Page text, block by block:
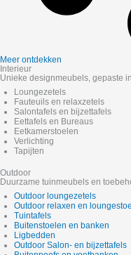
Meer ontdekken
Interieur
Unieke designmeubels, gepaste
Loungezetels
Fauteuils en relaxzetels
Salontafels en bijzettafels
Eettafels en Bureaus
Eetkamerstoelen
Verlichting
Tapijten
Outdoor
Duurzame tuinmeubels en
Outdoor loungezetels
Outdoor relaxen en
Tuintafels
Buitenstoelen en banken
Ligbedden
Outdoor Salon- en bijzettafels